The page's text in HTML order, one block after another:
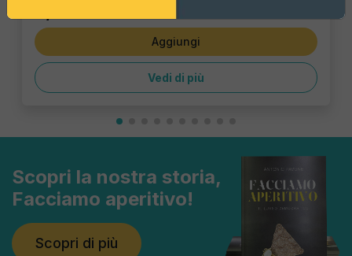
Aggiungi
Vedi di più
Scopri la nostra storia,
Facciamo aperitivo!
Scopri di più